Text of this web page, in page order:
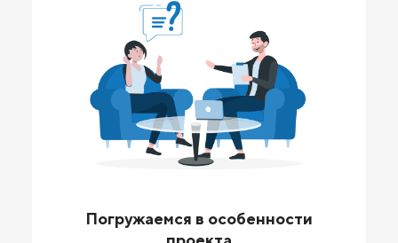
Погружаемся в особенности